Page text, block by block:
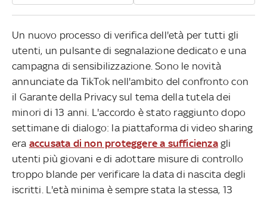
Un nuovo processo di verifica dell'età per tutti gli
utenti, un pulsante di segnalazione dedicato e una
campagna di sensibilizzazione. Sono le novità
annunciate da TikTok nell'ambito del confronto con
il Garante della Privacy sul tema della tutela dei
minori di 13 anni. L'accordo è stato raggiunto dopo
settimane di dialogo: la piattaforma di video sharing
era accusata di non proteggere a sufficienzagli
utenti più giovani e di adottare misure di controllo
troppo blande per verificare la data di nascita degli
iscritti. L'età minima è sempre stata la stessa, 13